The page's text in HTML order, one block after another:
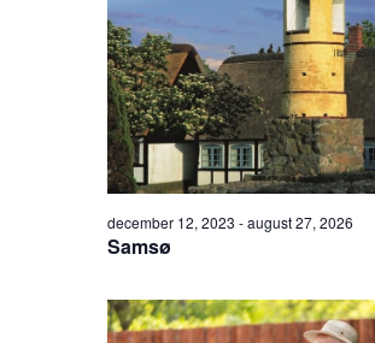
2024
Samsø
december 12, 2023 -august 27, 2026